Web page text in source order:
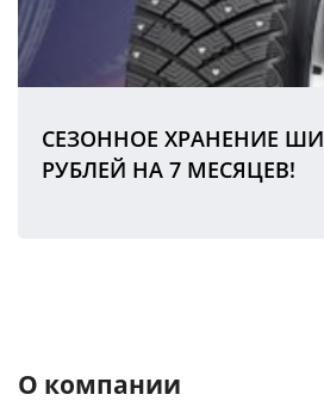
СЕЗОННОЕ ХРАНЕНИЕ
РУБЛЕЙ НА 7 МЕСЯЦЕВ!
О компании